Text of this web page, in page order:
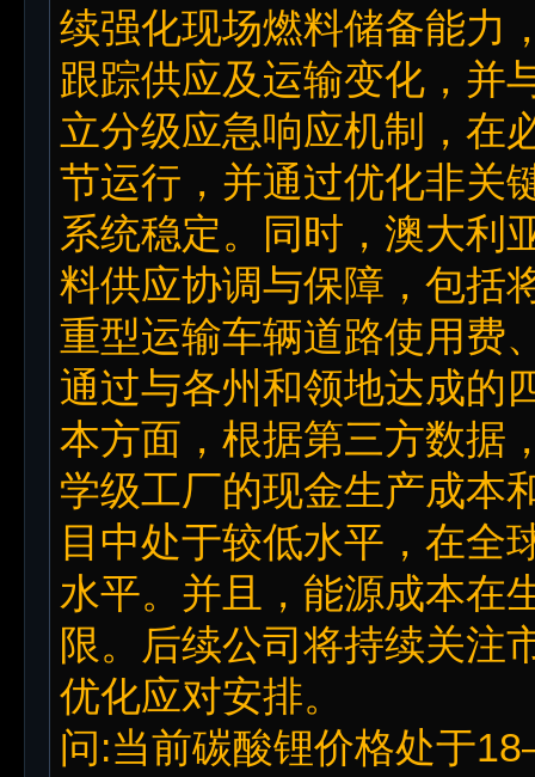
续强化现场燃料储备能力
跟踪供应及运输变化，并
立分级应急响应机制，在
节运行，并通过优化非关
系统稳定。同时，澳大利
料供应协调与保障，包括
重型运输车辆道路使用费
通过与各州和领地达成的
本方面，根据第三方数据
学级工厂的现金生产成本
目中处于较低水平，在全
水平。并且，能源成本在
限。后续公司将持续关注
优化应对安排。
问:当前碳酸锂价格处于